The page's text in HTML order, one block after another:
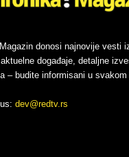
donosi najnovije vesti
događaje, detaljne
– budite informisani u svakom
dev@redtv.rs